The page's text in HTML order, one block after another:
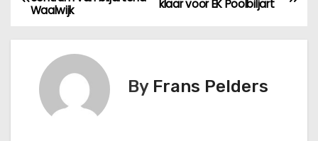
klaar voor EK Poolbiljart
Waalwijk
By Frans Pelders